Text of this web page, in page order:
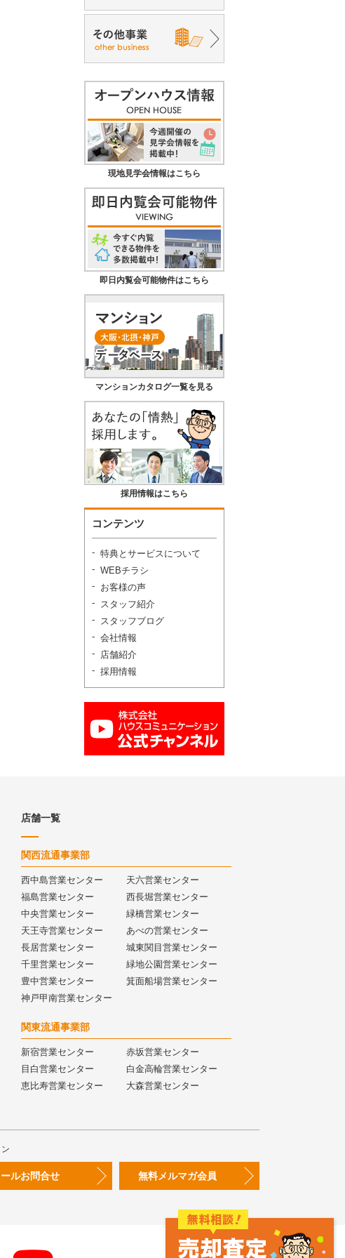
現地見学会情報はこちら
即日内覧会可能物件はこちら
マンションカタログ一覧を見る
採用情報はこちら
コンテンツ
特典とサービスについて
WEBチラシ
お客様の声
スタッフ紹介
スタッフブログ
会社情報
店舗紹介
採用情報
店舗一覧
関西流通事業部
西中島営業センター
天六営業センター
福島営業センター
西長堀営業センター
中央営業センター
緑橋営業センター
天王寺営業センター
あべの営業センター
長居営業センター
城東関目営業センター
千里営業センター
緑地公園営業センター
豊中営業センター
箕面船場営業センター
神戸甲南営業センター
関東流通事業部
新宿営業センター
赤坂営業センター
目白営業センター
白金高輪営業センター
恵比寿営業センター
大森営業センター
ールお問合せ 無料メルマガ会員